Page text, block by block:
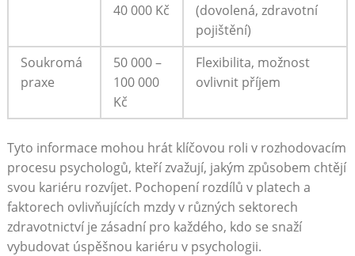
40 000 Kč
(dovolená, zdravotní
pojištění)
Soukromá
praxe
50 000 –
100 000
Kč
Flexibilita, možnost
ovlivnit příjem
Tyto informace mohou hrát klíčovou roli v rozhodovacím
procesu psychologů, kteří zvažují, jakým způsobem chtějí
svou kariéru rozvíjet. Pochopení rozdílů v platech a
faktorech ovlivňujících mzdy v různých sektorech
zdravotnictví je zásadní pro každého, kdo se snaží
vybudovat úspěšnou kariéru v psychologii.